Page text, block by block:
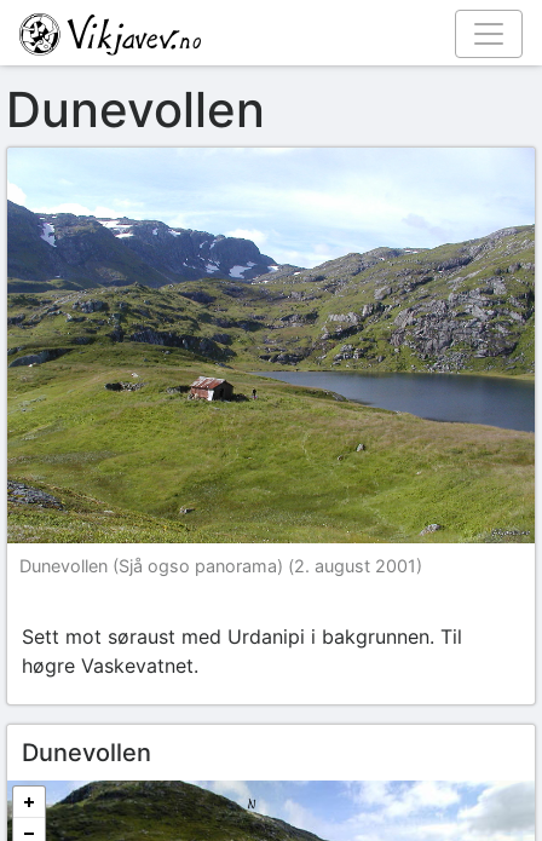
Dunevollen
Dunevollen (Sjå ogso panorama) (2. august 2001)
Sett mot søraust med Urdanipi i bakgrunnen. Til
høgre Vaskevatnet.
Dunevollen